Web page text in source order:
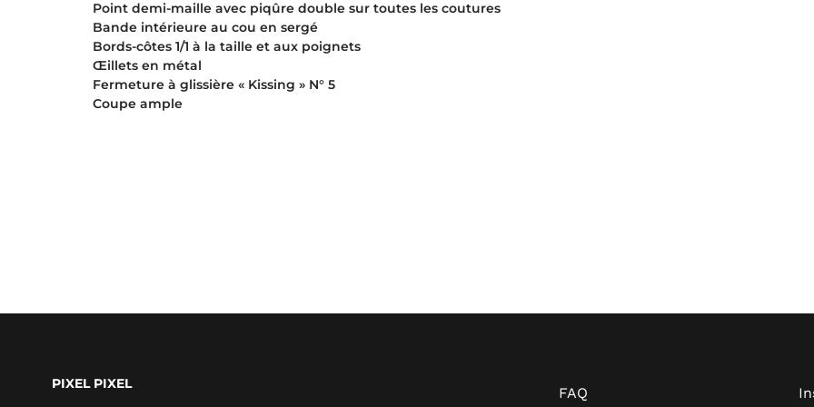
Point demi-maille avec piqûre double sur toutes les coutures
Bande intérieure au cou en sergé
Bords-côtes 1/1 à la taille et aux poignets
Œillets en métal
Fermeture à glissière « Kissing » N° 5
Coupe ample
PIXEL PIXEL
FAQ